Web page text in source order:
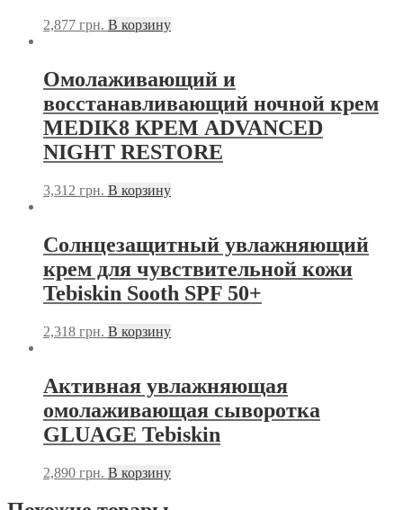
2,877 грн. В корзину
Омолаживающий и
восстанавливающий ночной крем
MEDIK8 КРЕМ ADVANCED
NIGHT RESTORE
3,312 грн. В корзину
Солнцезащитный увлажняющий
крем для чувствительной кожи
Tebiskin Sooth SPF 50+
2,318 грн. В корзину
Активная увлажняющая
омолаживающая сыворотка
GLUAGE Tebiskin
2,890 грн. В корзину